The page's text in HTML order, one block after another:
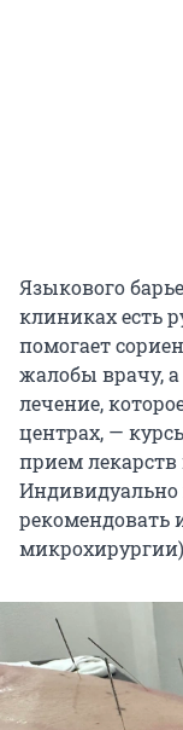
Языкового
клиниках есть
помогает
жалобы врачу, а
лечение,
центрах, —
прием лекарств
Индивидуально
рекомендовать